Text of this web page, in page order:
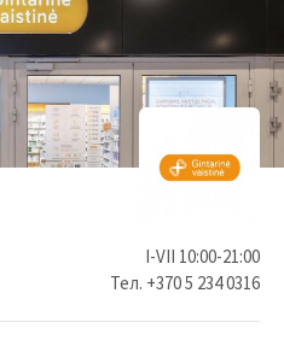
I-VII 10:00-21:00
Тел. +370 5 234 0316